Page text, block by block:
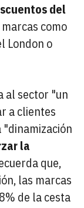
del
como
London o
al sector "un
a clientes
la
que,
las marcas
de la cesta